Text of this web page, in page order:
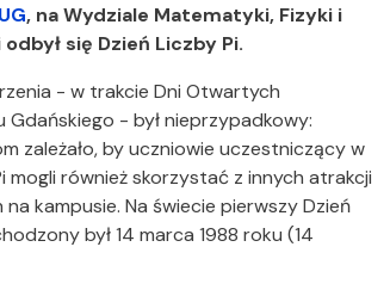
, na Wydziale Matematyki, Fizyki i
się Dzień Liczby Pi.
- w trakcie Dni Otwartych
Gdańskiego - był nieprzypadkowy:
zależało, by uczniowie uczestniczący w
mogli również skorzystać z innych atrakcji
kampusie. Na świecie pierwszy Dzień
był 14 marca 1988 roku (14